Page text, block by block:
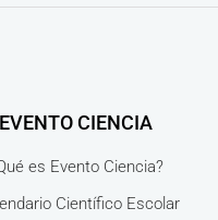
EVENTO CIENCIA
es Evento Ciencia?
Científico Escolar